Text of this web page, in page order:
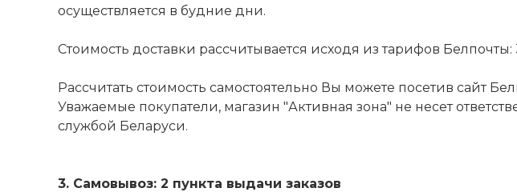
осуществляется в будние дни.
Стоимость доставки рассчитывается исходя из тарифов Белпочты:
Рассчитать стоимость самостоятельно Вы можете посетив сайт
Уважаемые покупатели, магазин "Активная зона" не несет
службой Беларуси.
3. Самовывоз: 2 пункта выдачи заказов